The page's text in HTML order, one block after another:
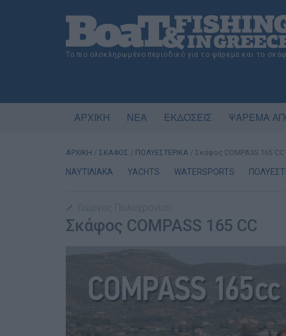
Το πιο ολοκληρωμένο περιοδικό για το ψάρεμα και το
ΑΡΧΙΚΗ ΝΕΑ ΕΚΔΟΣΕΙΣ ΨΑΡΕΜΑ
ΑΡΧΙΚΗ / ΣΚΑΦΟΣ / ΠΟΛΥΕΣΤΕΡΙΚΑ / Σκάφος COMPASS 165 CC
ΝΑΥΤΙΛΙΑΚΑ YACHTS WATERSPORTS
Γιώργος Πολυχρονίου
Σκάφος COMPASS 165 CC